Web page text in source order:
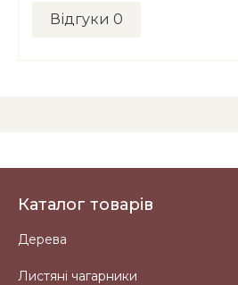
Відгуки 0
Каталог товарів
Дерева
Листяні чагарники